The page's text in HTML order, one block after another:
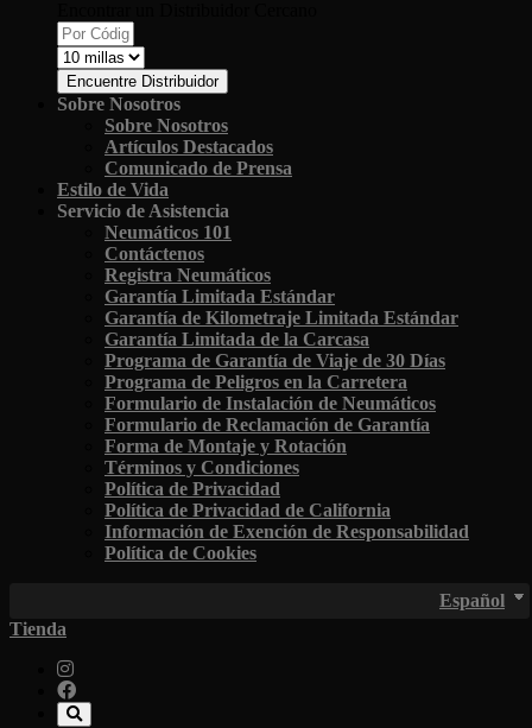
Encuentre Distribuidor
Sobre Nosotros
Sobre Nosotros
Artículos Destacados
Comunicado de Prensa
Estilo de Vida
Servicio de Asistencia
Neumáticos 101
Contáctenos
Registra Neumáticos
Garantía Limitada Estándar
Garantía de Kilometraje Limitada Estándar
Garantía Limitada de la Carcasa
Programa de Garantía de Viaje de 30 Días
Programa de Peligros en la Carretera
Formulario de Instalación de Neumáticos
Formulario de Reclamación de Garantía
Forma de Montaje y Rotación
Términos y Condiciones
Política de Privacidad
Política de Privacidad de California
Información de Exención de Responsabilidad
Política de Cookies
Español
Tienda